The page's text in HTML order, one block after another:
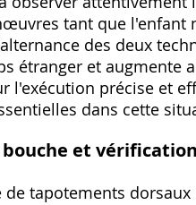
tant que
des deux
étranger et augmente
l'exécution précise et
dans cette
et
de tapotements